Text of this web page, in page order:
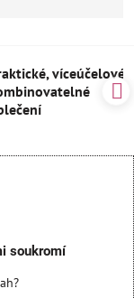
víceúčelové
soukromí